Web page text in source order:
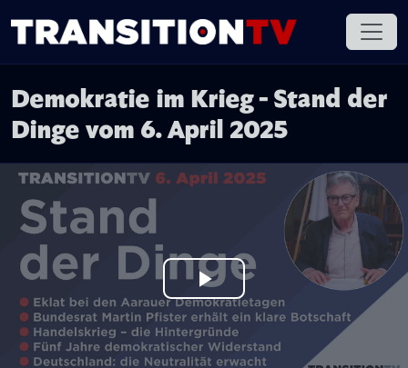
Demokratie im Krieg - Stand der
Dinge vom 6. April 2025